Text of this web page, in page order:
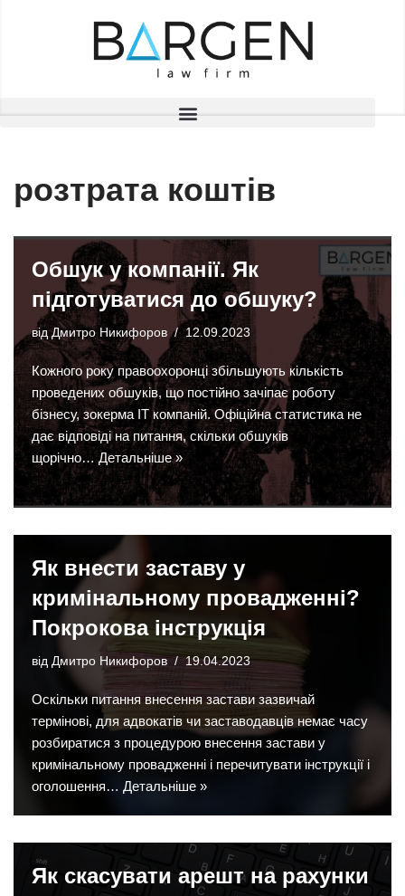
розтрата коштів
Обшук у компанії. Як
підготуватися до обшуку?
відДмитро Никифоров 12.09.2023
Кожного року правоохоронці збільшують кількість
проведених обшуків, що постійно зачіпає роботу
бізнесу, зокерма ІТ компаній. Офіційна статистика не
дає відповіді на питання, скільки обшуків
щорічно…Детальніше »
Як внести заставу у
кримінальному провадженні?
Покрокова інструкція
від Дмитро Никифоров 19.04.2023
Оскільки питання внесення застави зазвичай
термінові, для адвокатів чи заставодавців немає часу
розбиратися з процедурою внесення застави у
кримінальному провадженні і перечитувати інструкції і
оголошення… Детальніше »
Як скасувати арешт на рахунки